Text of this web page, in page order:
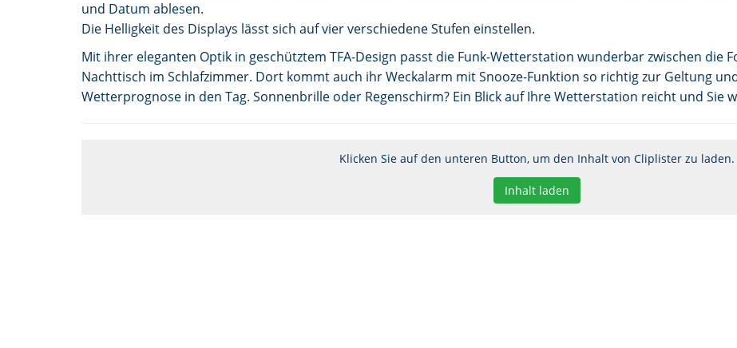
und Datum ablesen.
Die Helligkeit des Displays lässt sich auf vier verschiedene Stufen einstellen.
Mit ihrer eleganten Optik in geschütztem TFA-Design passt die Funk-Wetterstation wunderbar zwischen die
Nachttisch im Schlafzimmer. Dort kommt auch ihr Weckalarm mit Snooze-Funktion so richtig zur Geltung
Wetterprognose in den Tag. Sonnenbrille oder Regenschirm? Ein Blick auf Ihre Wetterstation reicht und Sie
Klicken Sie auf den unteren Button, um den Inhalt von Cliplister zu laden.
Inhalt laden